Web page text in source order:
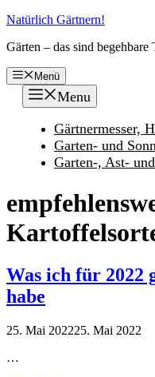
Zum
springen
Natürlich Gärtnern!
Gärten – das sind begehbare
Menü
Menu
Gärtnermesser,
Garten- und
Garten-, Ast-
Was ich für 2022
habe
25. Mai 202225. Mai 2022
…